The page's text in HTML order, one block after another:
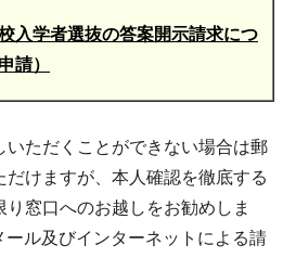
入学者選抜の答案開示請求につ
請）
ただくことができない場合は郵
だけますが、本人確認を徹底する
り窓口へのお越しをお勧めしま
ール及びインターネットによる請